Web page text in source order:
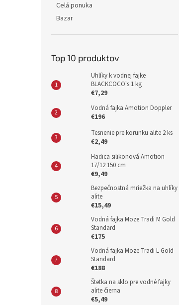
Celá ponuka
Bazar
Top 10 produktov
Uhlíky k vodnej fajke
BLACKCOCO's 1 kg
€7,29
Vodná fajka Amotion Doppler
€196
Tesnenie pre korunku alite 2 ks
€2,49
Hadica silikonová Amotion
17/12 150 cm
€9,49
Bezpečnostná mriežka na uhlíky
alite
€15,49
Vodná fajka Moze Tradi M Gold
Standard
€175
Vodná fajka Moze Tradi L Gold
Standard
€188
Štetka na sklo pre vodné fajky
alite čierna
€5,49